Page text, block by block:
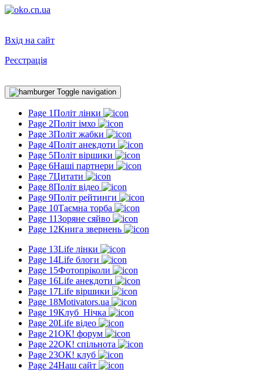
Вхід на сайт
Реєстрація
Toggle navigation
Page 1Політ лінки
Page 2Політ імхо
Page 3Політ жабки
Page 4Політ анекдоти
Page 5Політ віршики
Page 6Наші партнери
Page 7Цитати
Page 8Політ відео
Page 9Політ рейтинги
Page 10Таємна торба
Page 11Зоряне сяйво
Page 12Книга звернень
Page 13Life лінки
Page 14Life блоги
Page 15Фотопріколи
Page 16Life анекдоти
Page 17Life віршики
Page 18Motivators.ua
Page 19Клуб_Нічка
Page 20Life відео
Page 21ОК! форум
Page 22ОК! спільнота
Page 23ОК! клуб
Page 24Наш сайт